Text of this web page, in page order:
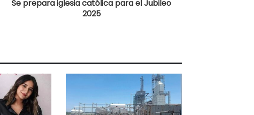
Se prepara iglesia católica para el Jubileo
2025